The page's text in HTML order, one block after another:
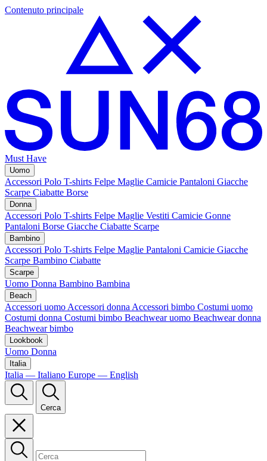
Contenuto principale
Must Have
Uomo
Accessori Polo T-shirts Felpe Maglie Camicie Pantaloni Giacche
Scarpe Ciabatte Borse
Donna
Accessori Polo T-shirts Felpe Maglie Vestiti Camicie Gonne
Pantaloni Borse Giacche Ciabatte Scarpe
Bambino
Accessori Polo T-shirts Felpe Maglie Pantaloni Camicie Giacche
Scarpe Bambino Ciabatte
Scarpe
Uomo Donna Bambino Bambina
Beach
Accessori uomo Accessori donna Accessori bimbo Costumi uomo
Costumi donna Costumi bimbo Beachwear uomo Beachwear donna
Beachwear bimbo
Lookbook
Uomo Donna
Italia
Italia — Italiano Europe — English
Cerca